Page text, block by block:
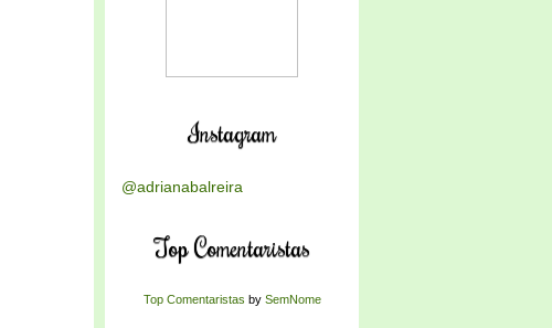
Instagram
@adrianabalreira
Top Comentaristas
Top Comentaristas by SemNome